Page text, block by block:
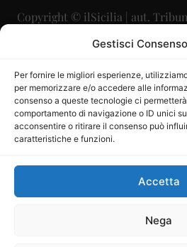
Gestisci
Per fornire le migliori esperienze,
per memorizzare e/o accedere alle
consenso a queste tecnologie ci
comportamento di navigazione o ID unici
acconsentire o ritirare il consenso può
caratteristiche e funzioni.
Accetta
Nega
Copyright © ilSicilia | aut.
29/09/2015
Direttore Editoriale:
Direttore Responsabile:
P.IVA:
Mercurio Comunicazione
iscritta al Registro degli